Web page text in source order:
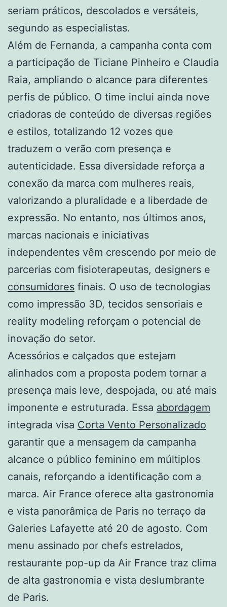
seriam práticos, descolados e versáteis,
segundo as especialistas.
Além de Fernanda, a campanha conta com
a participação de Ticiane Pinheiro e Claudia
Raia, ampliando o alcance para diferentes
perfis de público. O time inclui ainda nove
criadoras de conteúdo de diversas regiões
e estilos, totalizando 12 vozes que
traduzem o verão com presença e
autenticidade. Essa diversidade reforça a
conexão da marca com mulheres reais,
valorizando a pluralidade e a liberdade de
expressão. No entanto, nos últimos anos,
marcas nacionais e iniciativas
independentes vêm crescendo por meio de
parcerias com fisioterapeutas, designers e
consumidores finais. O uso de tecnologias
como impressão 3D, tecidos sensoriais e
reality modeling reforçam o potencial de
inovação do setor.
Acessórios e calçados que estejam
alinhados com a proposta podem tornar a
presença mais leve, despojada, ou até mais
imponente e estruturada. Essa abordagem
integrada visa Corta Vento Personalizado
garantir que a mensagem da campanha
alcance o público feminino em múltiplos
canais, reforçando a identificação com a
marca. Air France oferece alta gastronomia
e vista panorâmica de Paris no terraço da
Galeries Lafayette até 20 de agosto. Com
menu assinado por chefs estrelados,
restaurante pop-up da Air France traz clima
de alta gastronomia e vista deslumbrante
de Paris.